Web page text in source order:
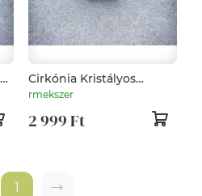
Cirkónia Kristályos
MoMents™ Charm Medál
rmekszer
2 999 Ft
1